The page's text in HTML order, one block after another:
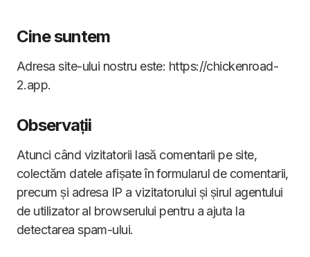
Cine suntem
Adresa site-ului nostru este: https://chickenroad-
2.app.
Observații
Atunci când vizitatorii lasă comentarii pe site,
colectăm datele afișate în formularul de comentarii,
precum și adresa IP a vizitatorului și șirul agentului
de utilizator al browserului pentru a ajuta la
detectarea spam-ului.